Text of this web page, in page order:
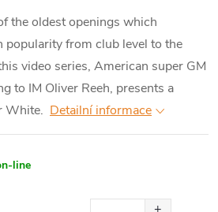
the oldest openings which
popularity from club level to the
video series, American super GM
to IM Oliver Reeh, presents a
White. Detailní informace
line